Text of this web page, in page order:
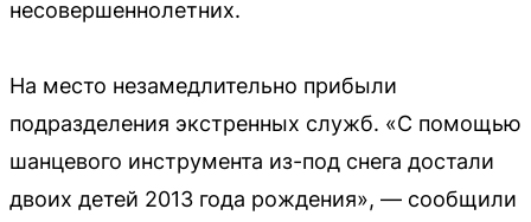
несовершеннолетних.
На место незамедлительно прибыли
подразделения экстренных служб. «С помощью
шанцевого инструмента из-под снега достали
двоих детей 2013 года рождения», — сообщили